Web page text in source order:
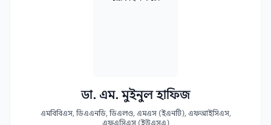
ডা. এম. মুইনুল হাফিজ
এমবিবিএস, ডিএএনডি, ডিএলও, এমএস (ইএনটি), এফআইসিএস,
এফএসিএস (ইউএসএ)